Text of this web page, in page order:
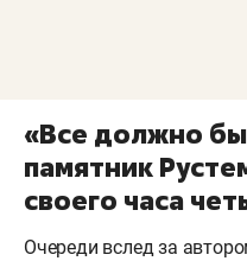
«Все должно
памятник
своего часа
Очереди вслед за